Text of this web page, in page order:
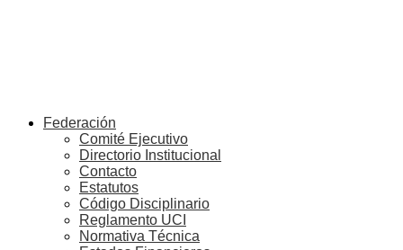
Federación
Comité Ejecutivo
Directorio Institucional
Contacto
Estatutos
Código Disciplinario
Reglamento UCI
Normativa Técnica